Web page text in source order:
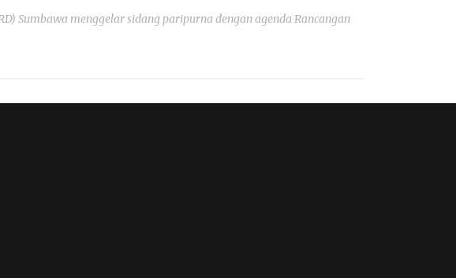
Sumbawa menggelar sidang paripurna dengan agenda Rancangan